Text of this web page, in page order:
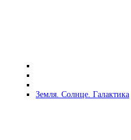
Земля. Солнце. Галактика